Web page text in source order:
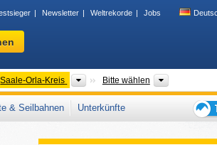
Newsletter Weltrekorde Jobs
Saale-Orla-Kreis Landkreise/Kreisfreie Städte
Bitte wählen
& Seilbahnen
Unterkünfte
für